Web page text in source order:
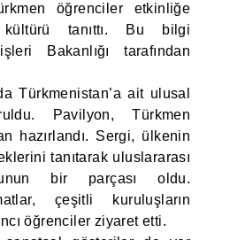
öğrenciler etkinliğe
kültürü tanıttı. Bu bilgi
Bakanlığı tarafından
Türkmenistan’a ait ulusal
Pavilyon, Türkmen
hazırlandı. Sergi, ülkenin
tanıtarak uluslararası
bir parçası oldu.
çeşitli kuruluşların
öğrenciler ziyaret etti.